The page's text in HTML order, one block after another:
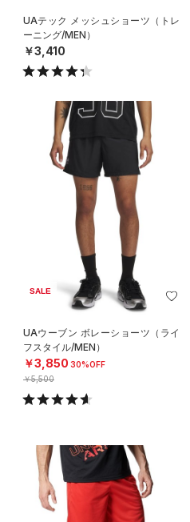
UAテック メッシュショーツ（トレ
ーニング/MEN）
￥3,410
SALE
UAウーブン ボレーショーツ（ライ
フスタイル/MEN）
￥3,850 30%OFF
￥5,500